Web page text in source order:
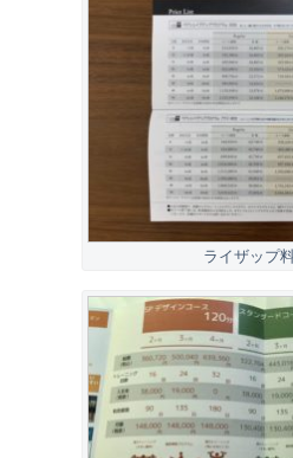
ライザップ